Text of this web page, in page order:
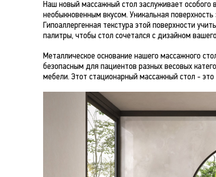
Наш новый массажный стол заслуживает особого
необыкновенным вкусом. Уникальная
Гипоаллергенная текстура этой поверхности
палитры, чтобы стол сочетался с дизайном
Металлическое основание нашего массажного
безопасным для пациентов разных весовых
мебели. Этот стационарный массажный стол -